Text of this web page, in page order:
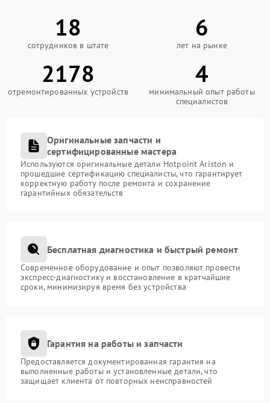
18
сотрудников в штате
6
лет на рынке
2178
отремонтированных устройств
4
минимальный опыт работы
специалистов
Оригинальные запчасти и
сертифицированные мастера
Используются оригинальные детали Hotpoint Ariston и
прошедшие сертификацию специалисты, что гарантирует
корректную работу после ремонта и сохранение
гарантийных обязательств
Бесплатная диагностика и быстрый ремонт
Современное оборудование и опыт позволяют провести
экспресс-диагностику и восстановление в кратчайшие
сроки, минимизируя время без устройства
Гарантия на работы и запчасти
Предоставляется документированная гарантия на
выполненные работы и установленные детали, что
защищает клиента от повторных неисправностей